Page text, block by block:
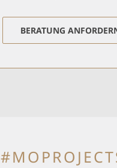
BERATUNG